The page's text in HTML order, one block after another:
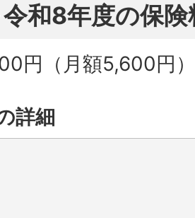
和8年度の保険
円（月額5,600円）
詳細